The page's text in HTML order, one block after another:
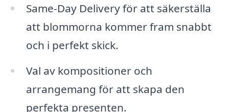
Same-Day Delivery för att säkerställa
att blommorna kommer fram snabbt
och i perfekt skick.
Val av kompositioner och
arrangemang för att skapa den
perfekta presenten.